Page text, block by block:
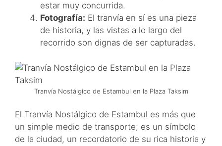
estar muy concurrida.
Fotografía: El tranvía en sí es una pieza
de historia, y las vistas a lo largo del
recorrido son dignas de ser capturadas.
Tranvía Nostálgico de Estambul en la Plaza Taksim
El Tranvía Nostálgico de Estambul es más que
un simple medio de transporte; es un símbolo
de la ciudad, un recordatorio de su rica historia y